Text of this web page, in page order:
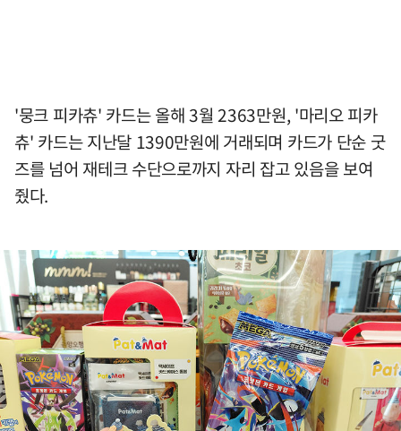
'뭉크 피카츄' 카드는 올해 3월 2363만원, '마리오 피카
츄' 카드는 지난달 1390만원에 거래되며 카드가 단순 굿
즈를 넘어 재테크 수단으로까지 자리 잡고 있음을 보여
줬다.